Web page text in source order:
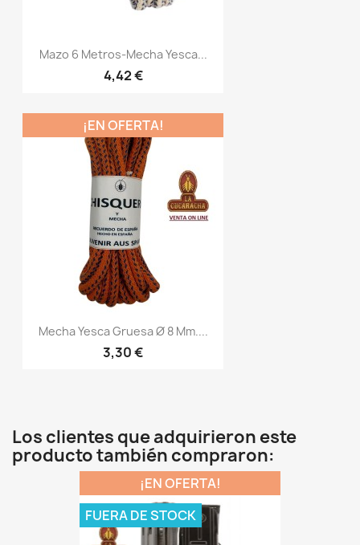
Mazo 6 Metros-Mecha Yesca...
4,42 €
Mecha Yesca Gruesa Ø 8 Mm....
3,30 €
¡EN OFERTA!
Los clientes que adquirieron este
producto también compraron:
¡EN OFERTA!
FUERA DE STOCK